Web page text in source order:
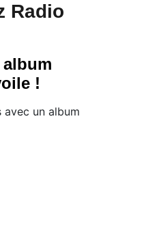
Radio
!
avec un album